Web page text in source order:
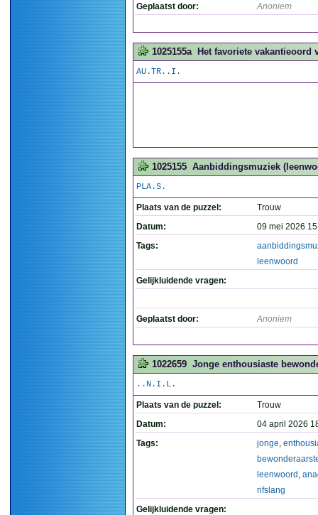
Geplaatst door: Anoniem
1025155a Het favoriete vakantieoord
AU.TR..I.
1025155 Aanbiddingsmuziek
PLA.S.
Plaats van de puzzel:
Trouw
Datum:
09 mei 2026
Tags:
leenwoord
Gelijkluidende vragen:
Geplaatst door: Anoniem
1022659 Jonge enthousiaste
..N.I.L.
Plaats van de puzzel:
Trouw
Datum:
04 april 2026
Tags:
jonge,
leenwoord ,
rifslang
Gelijkluidende vragen: